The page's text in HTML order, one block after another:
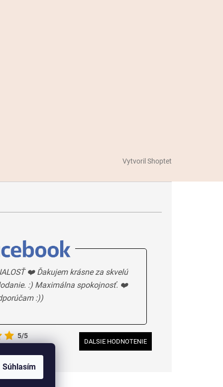
Súhlasím
Vytvoril Shoptet
❤️ Ďakujem krásne za skvelú
:) Maximálna spokojnosť. ❤️
:))
5/5
DALSIE HODNOTENIE